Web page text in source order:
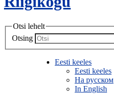
Otsi lehelt
Otsing
Eesti keeles
Eesti keeles
На русском
In English